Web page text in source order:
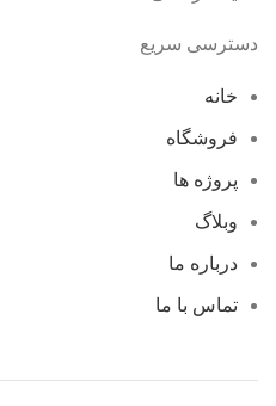
دسترسی سریع
خانه
فروشگاه
پروژه ها
وبلاگ
درباره ما
تماس با ما